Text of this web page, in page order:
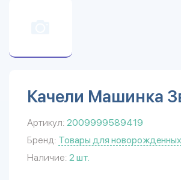
Качели Машинка
Артикул: 2009999589419
Бренд: Товары для новорожденных
Наличие: 2 шт.